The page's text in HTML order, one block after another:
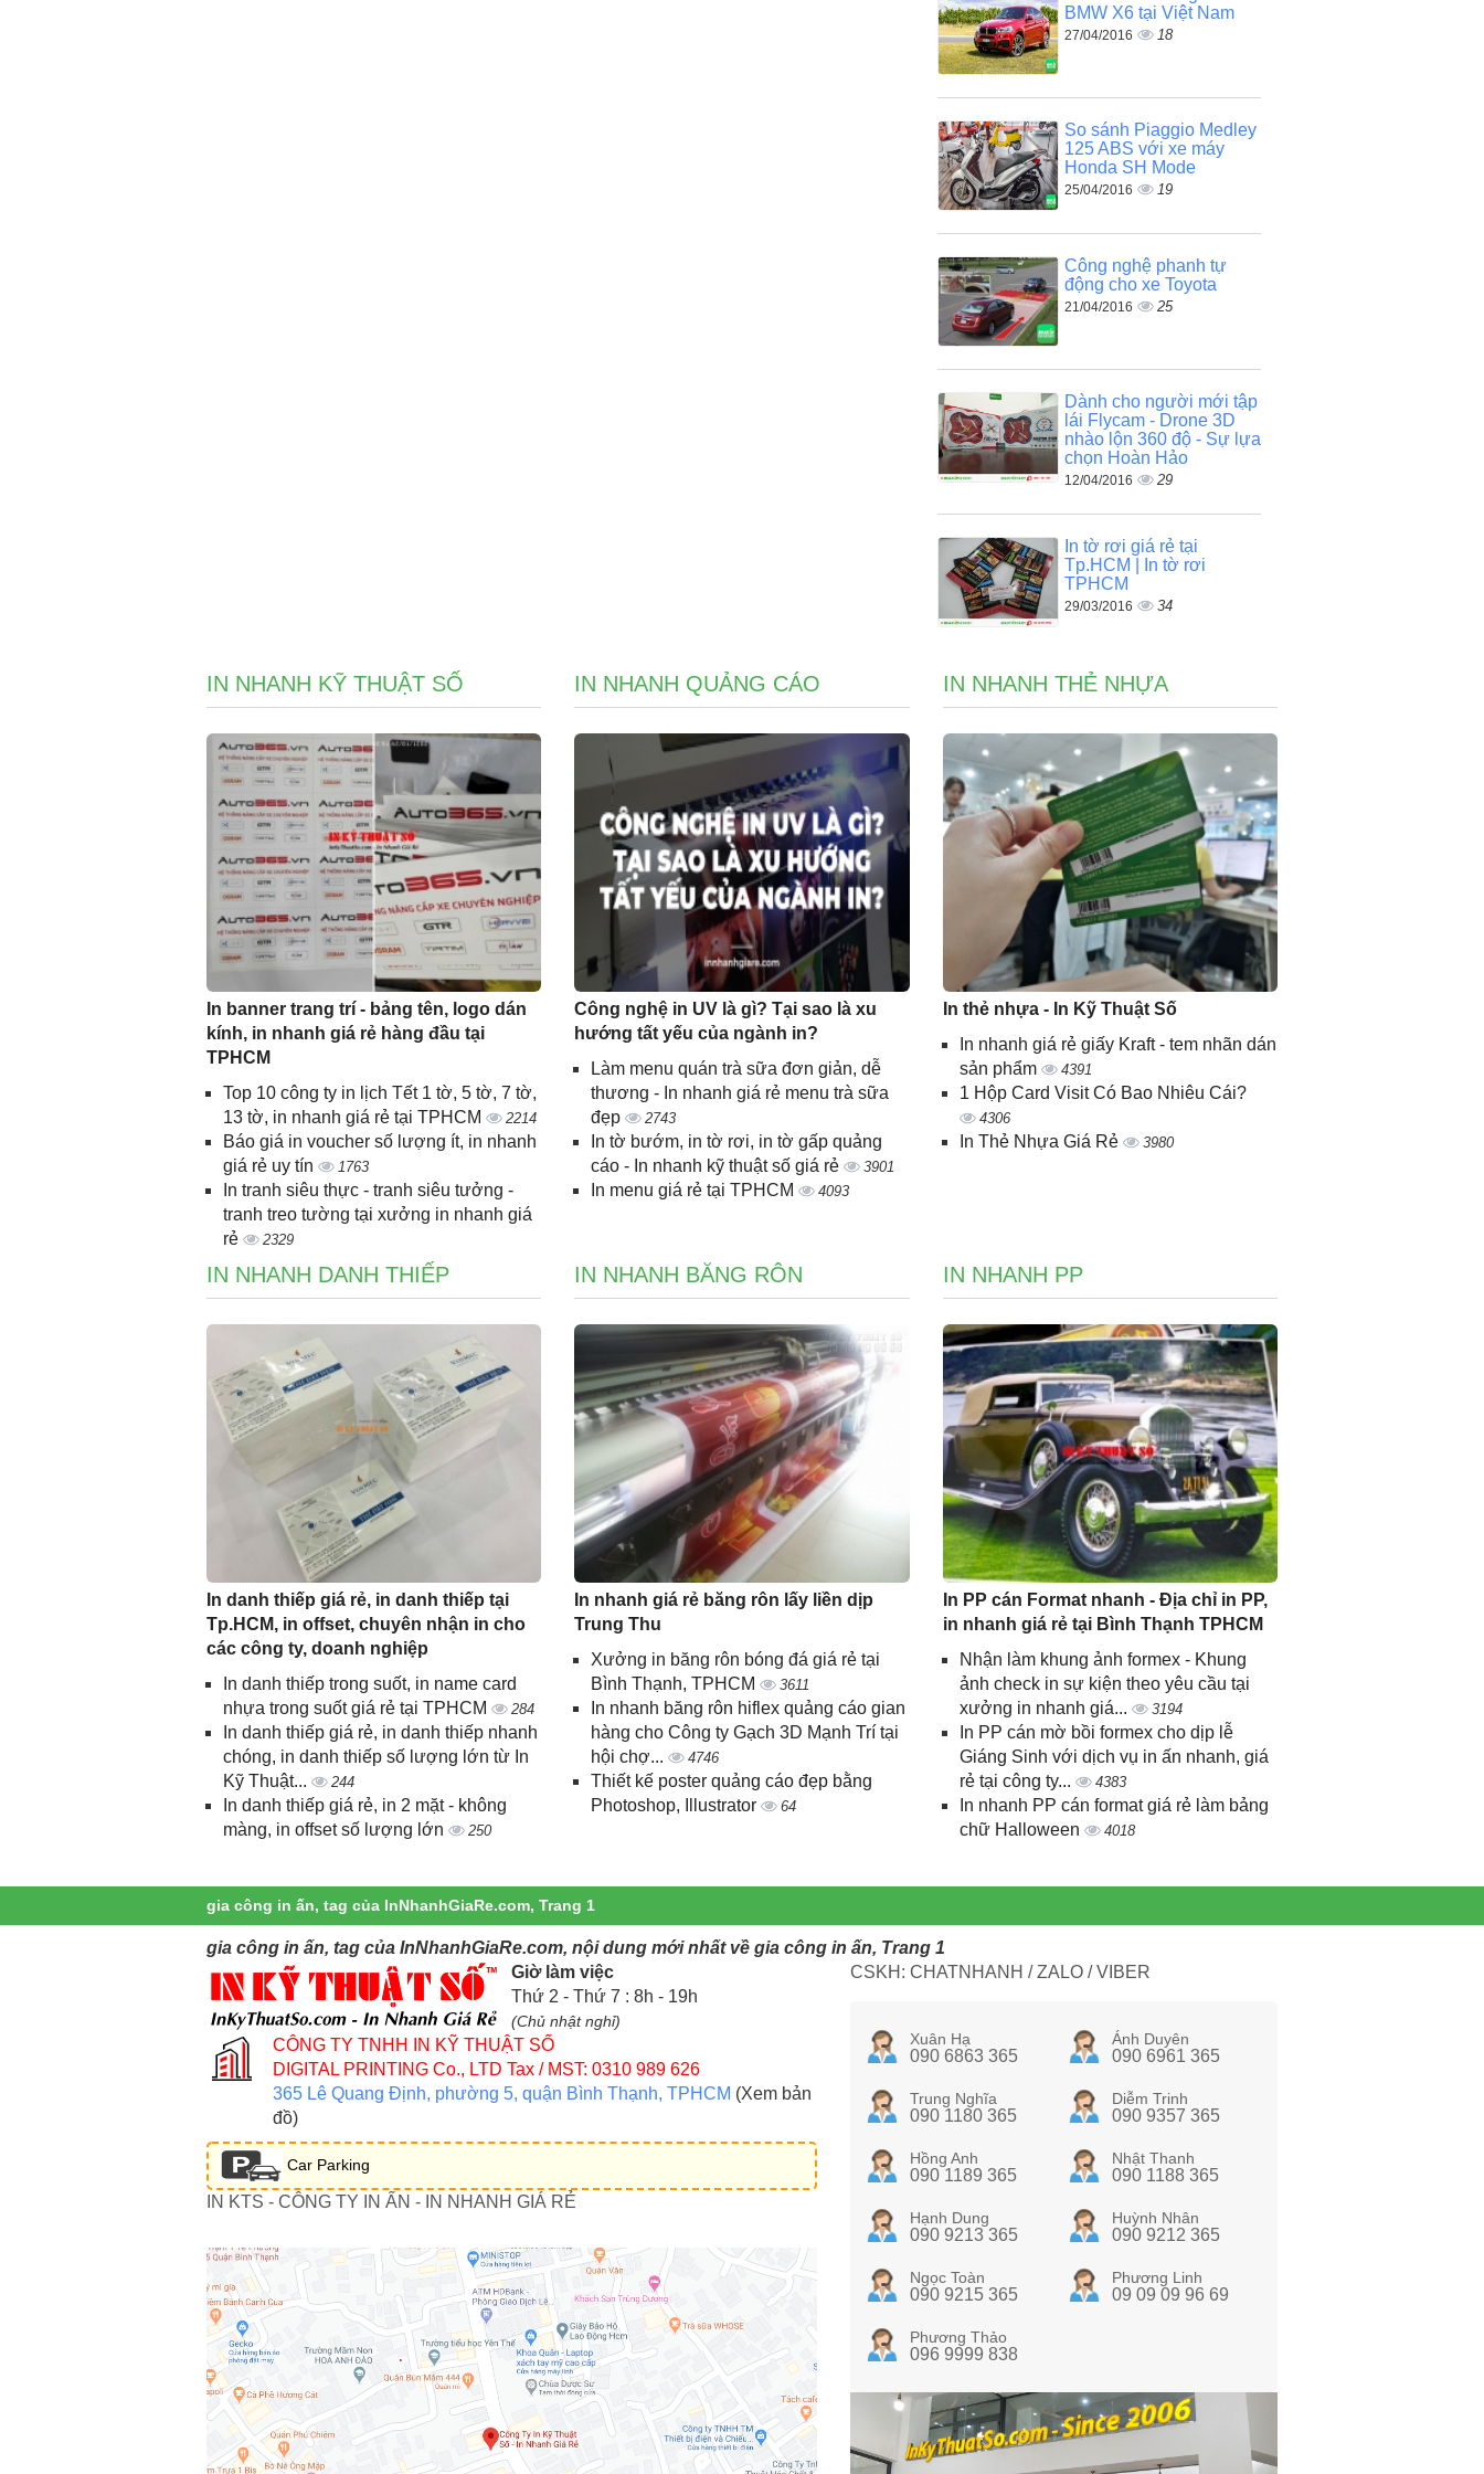
BMW X6 tại Việt Nam
27/04/2016 18
So sánh Piaggio Medley
125 ABS với xe máy
Honda SH Mode
25/04/2016 19
Công nghệ phanh tự
động cho xe Toyota
21/04/2016 25
Dành cho người mới tập
lái Flycam - Drone 3D
nhào lộn 360 độ - Sự lựa
chọn Hoàn Hảo
12/04/2016 29
In tờ rơi giá rẻ tại
Tp.HCM | In tờ rơi
TPHCM
29/03/2016 34
IN NHANH KỸ THUẬT SỐ
In banner trang trí - bảng tên, logo dán
kính, in nhanh giá rẻ hàng đầu tại
TPHCM
Top 10 công ty in lịch Tết 1 tờ, 5 tờ, 7 tờ,
13 tờ, in nhanh giá rẻ tại TPHCM
2214
Báo giá in voucher số lượng ít, in nhanh
giá rẻ uy tín
1763
In tranh siêu thực - tranh siêu tưởng -
tranh treo tường tại xưởng in nhanh giá
rẻ
2329
IN NHANH QUẢNG CÁO
Công nghệ in UV là gì? Tại sao là xu
hướng tất yếu của ngành in?
Làm menu quán trà sữa đơn giản, dễ
thương - In nhanh giá rẻ menu trà sữa
đẹp
2743
In tờ bướm, in tờ rơi, in tờ gấp quảng
cáo - In nhanh kỹ thuật số giá rẻ
3901
In menu giá rẻ tại TPHCM 4093
IN NHANH THẺ NHỰA
In thẻ nhựa - In Kỹ Thuật Số
In nhanh giá rẻ giấy Kraft - tem nhãn dán
sản phẩm
4391
1 Hộp Card Visit Có Bao Nhiêu Cái?
4306
In Thẻ Nhựa Giá Rẻ 3980
IN NHANH DANH THIẾP
In danh thiếp giá rẻ, in danh thiếp tại
Tp.HCM, in offset, chuyên nhận in cho
các công ty, doanh nghiệp
In danh thiếp trong suốt, in name card
nhựa trong suốt giá rẻ tại TPHCM
284
In danh thiếp giá rẻ, in danh thiếp nhanh
chóng, in danh thiếp số lượng lớn từ In
Kỹ Thuật...
244
In danh thiếp giá rẻ, in 2 mặt - không
màng, in offset số lượng lớn
250
IN NHANH BĂNG RÔN
In nhanh giá rẻ băng rôn lấy liền dịp
Trung Thu
Xưởng in băng rôn bóng đá giá rẻ tại
Bình Thạnh, TPHCM
3611
In nhanh băng rôn hiflex quảng cáo gian
hàng cho Công ty Gạch 3D Mạnh Trí tại
hội chợ...
4746
Thiết kế poster quảng cáo đẹp bằng
Photoshop, Illustrator
64
IN NHANH PP
In PP cán Format nhanh - Địa chỉ in PP,
in nhanh giá rẻ tại Bình Thạnh TPHCM
Nhận làm khung ảnh formex - Khung
ảnh check in sự kiện theo yêu cầu tại
xưởng in nhanh giá...
3194
In PP cán mờ bồi formex cho dịp lễ
Giáng Sinh với dịch vụ in ấn nhanh, giá
rẻ tại công ty...
4383
In nhanh PP cán format giá rẻ làm bảng
chữ Halloween
4018
gia công in ấn, tag của InNhanhGiaRe.com, Trang 1
gia công in ấn, tag của InNhanhGiaRe.com, nội dung mới nhất về gia công in ấn, Trang 1
Giờ làm việc
Thứ 2 - Thứ 7 : 8h - 19h
(Chủ nhật nghỉ)
CÔNG TY TNHH IN KỸ THUẬT SỐ
DIGITAL PRINTING Co., LTD Tax / MST: 0310 989 626
365 Lê Quang Định, phường 5, quận Bình Thạnh, TPHCM (Xem bản
đồ)
Car Parking
IN KTS - CÔNG TY IN ẤN - IN NHANH GIÁ RẺ
CSKH: CHATNHANH / ZALO / VIBER
Xuân Hạ
090 6863 365
Ánh Duyên
090 6961 365
Trung Nghĩa
090 1180 365
Diễm Trinh
090 9357 365
Hồng Anh
090 1189 365
Nhật Thanh
090 1188 365
Hạnh Dung
090 9213 365
Huỳnh Nhân
090 9212 365
Ngọc Toàn
090 9215 365
Phương Linh
09 09 09 96 69
Phương Thảo
096 9999 838